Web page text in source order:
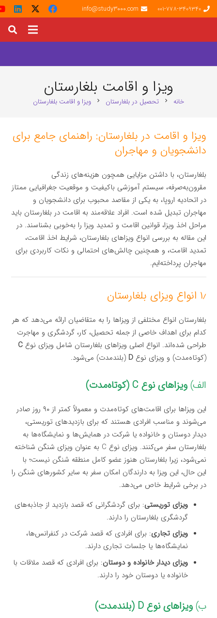
001-778-3409340
info@study3000.com
ویزا و اقامت بلغارستان
خانه chevron_right تحصیل در بلغارستان chevron_right ویزا و اقامت بلغارستان
ویزا و اقامت در بلغارستان: راهنمای جامع برای
دانشجویان و مهاجران
بلغارستان، با داشتن مزایایی همچون هزینه‌های زندگی
مقرون‌به‌صرفه، سیستم آموزشی باکیفیت و موقعیت جغرافیایی ممتاز
در اتحادیه اروپا، به یکی از مقاصد محبوب برای دانشجویان و
مهاجران تبدیل شده است. افراد علاقه‌مند به اقامت در بلغارستان باید
مراحل اخذ ویزا، قوانین اقامت و تمدید ویزا را به‌خوبی بشناسند. در
این مقاله به بررسی انواع ویزاهای بلغارستان، شرایط اخذ اقامت،
تمدید اقامت، و همچنین چالش‌های احتمالی و نکات کاربردی برای
مهاجران پرداخته‌ایم.
۱٫ انواع ویزای بلغارستان
بلغارستان انواع مختلفی از ویزاها را به متقاضیان ارائه می‌دهد که هر
کدام برای اهداف خاصی از جمله تحصیل، کار، گردشگری و مهاجرت
طراحی شده‌اند. انواع اصلی ویزاهای بلغارستان شامل ویزای نوعC
(کوتاه‌مدت) و ویزای نوعD (بلندمدت) می‌شود.
الف)ویزاهای نوع C (کوتاه‌مدت)
این ویزاها برای اقامت‌های کوتاه‌مدت و معمولاً کمتر از ۹۰ روز صادر
می‌شوند و مناسب افرادی هستند که برای بازدیدهای توریستی،
دیدار دوستان و خانواده یا شرکت در همایش‌ها و نمایشگاه‌ها به
بلغارستان سفر می‌کنند. ویزای نوع C به عنوان ویزای شنگن شناخته
نمی‌شود، زیرا بلغارستان هنوز عضو کامل منطقه شنگن نیست؛ با
این حال، این ویزا به دارندگان امکان سفر به سایر کشورهای شنگن را
در برخی شرایط خاص می‌دهد.
ویزای توریستی: برای گردشگرانی که قصد بازدید از جاذبه‌های
گردشگری بلغارستان را دارند.
ویزای تجاری: برای افرادی که قصد شرکت در کنفرانس‌ها،
نمایشگاه‌ها یا جلسات تجاری دارند.
ویزای دیدار خانواده و دوستان: برای افرادی که قصد ملاقات با
خانواده یا دوستان خود را دارند.
ب)ویزاهای نوع D (بلندمدت)